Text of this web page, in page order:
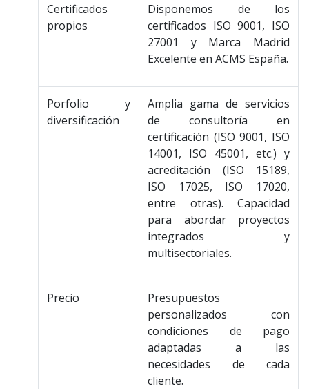
Certificados
propios
Disponemos de los
certificados ISO 9001, ISO
27001 y Marca Madrid
Excelente en ACMS España.
Porfolio y
diversificación
Amplia gama de servicios
de consultoría en
certificación (ISO 9001, ISO
14001, ISO 45001, etc.) y
acreditación (ISO 15189,
ISO 17025, ISO 17020,
entre otras). Capacidad
para abordar proyectos
integrados y
multisectoriales.
Precio
Presupuestos
personalizados con
condiciones de pago
adaptadas a las
necesidades de cada
cliente.